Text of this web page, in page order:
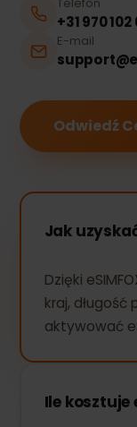
+31 970
E-mail
Odwiedź
Jak
Dzięki
kraj, długość
aktywować
Ile kosztuje